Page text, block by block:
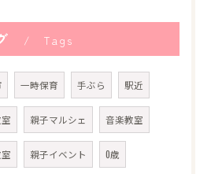
Tags
一時保育 手ぶら 駅近
親子マルシェ 音楽教室
親子イベント 0歳